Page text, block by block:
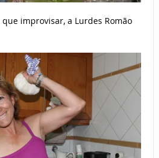
improvisar, a Lurdes Romão